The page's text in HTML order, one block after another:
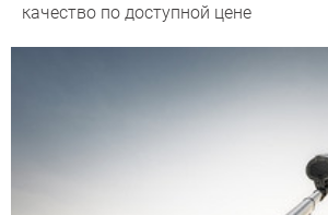
качество по доступной цене